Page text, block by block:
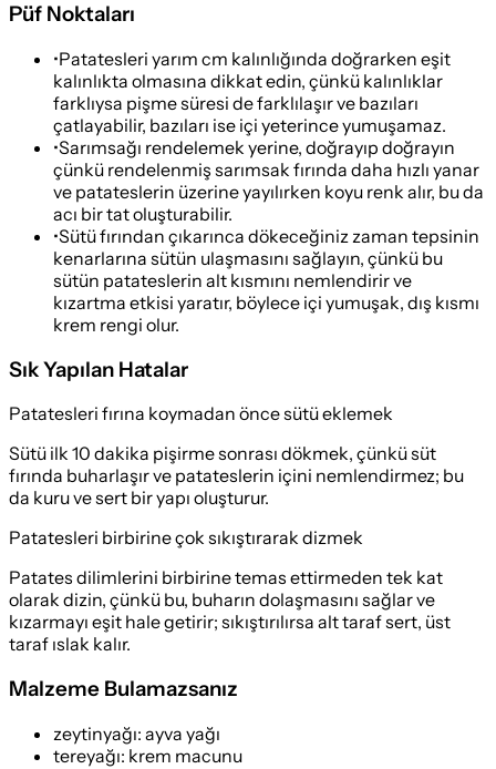
Püf Noktaları
•Patatesleri yarım cm kalınlığında doğrarken eşit
kalınlıkta olmasına dikkat edin, çünkü kalınlıklar
farklıysa pişme süresi de farklılaşır ve bazıları
çatlayabilir, bazıları ise içi yeterince yumuşamaz.
•Sarımsağı rendelemek yerine, doğrayıp doğrayın
çünkü rendelenmiş sarımsak fırında daha hızlı yanar
ve patateslerin üzerine yayılırken koyu renk alır, bu da
acı bir tat oluşturabilir.
•Sütü fırından çıkarınca dökeceğiniz zaman tepsinin
kenarlarına sütün ulaşmasını sağlayın, çünkü bu
sütün patateslerin alt kısmını nemlendirir ve
kızartma etkisi yaratır, böylece içi yumuşak, dış kısmı
krem rengi olur.
Sık Yapılan Hatalar
Patatesleri fırına koymadan önce sütü eklemek
Sütü ilk 10 dakika pişirme sonrası dökmek, çünkü süt
fırında buharlaşır ve patateslerin içini nemlendirmez; bu
da kuru ve sert bir yapı oluşturur.
Patatesleri birbirine çok sıkıştırarak dizmek
Patates dilimlerini birbirine temas ettirmeden tek kat
olarak dizin, çünkü bu, buharın dolaşmasını sağlar ve
kızarmayı eşit hale getirir; sıkıştırılırsa alt taraf sert, üst
taraf ıslak kalır.
Malzeme Bulamazsanız
zeytinyağı: ayva yağı
tereyağı: krem macunu